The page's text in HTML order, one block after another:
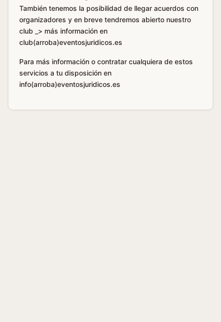
También tenemos la posibilidad de llegar acuerdos con
organizadores y en breve tendremos abierto nuestro
club _> más información en
club(arroba)eventosjuridicos.es
Para más información o contratar cualquiera de estos
servicios a tu disposición en
info(arroba)eventosjuridicos.es